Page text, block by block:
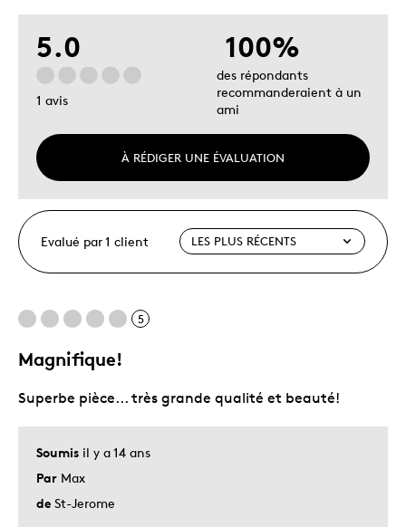
5.0
1 avis
À RÉDIGER UNE ÉVALUATION
100%
des répondants
recommanderaient à un
ami
Evalué par 1 client
5
Magnifique!
Soumis il y a 14 ans
Par Max
de St-Jerome
Superbe pièce... très grande qualité et beauté!